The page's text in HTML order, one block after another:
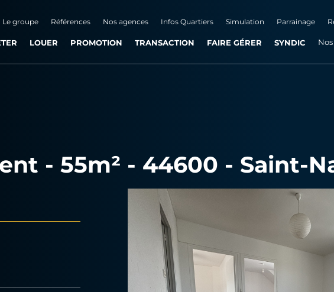
Le groupe Références Nos agences Infos Quartiers Simulation Parrainage
LOUER PROMOTION TRANSACTION FAIRE GÉRER SYNDIC
- 55m² - 44600 - Saint-